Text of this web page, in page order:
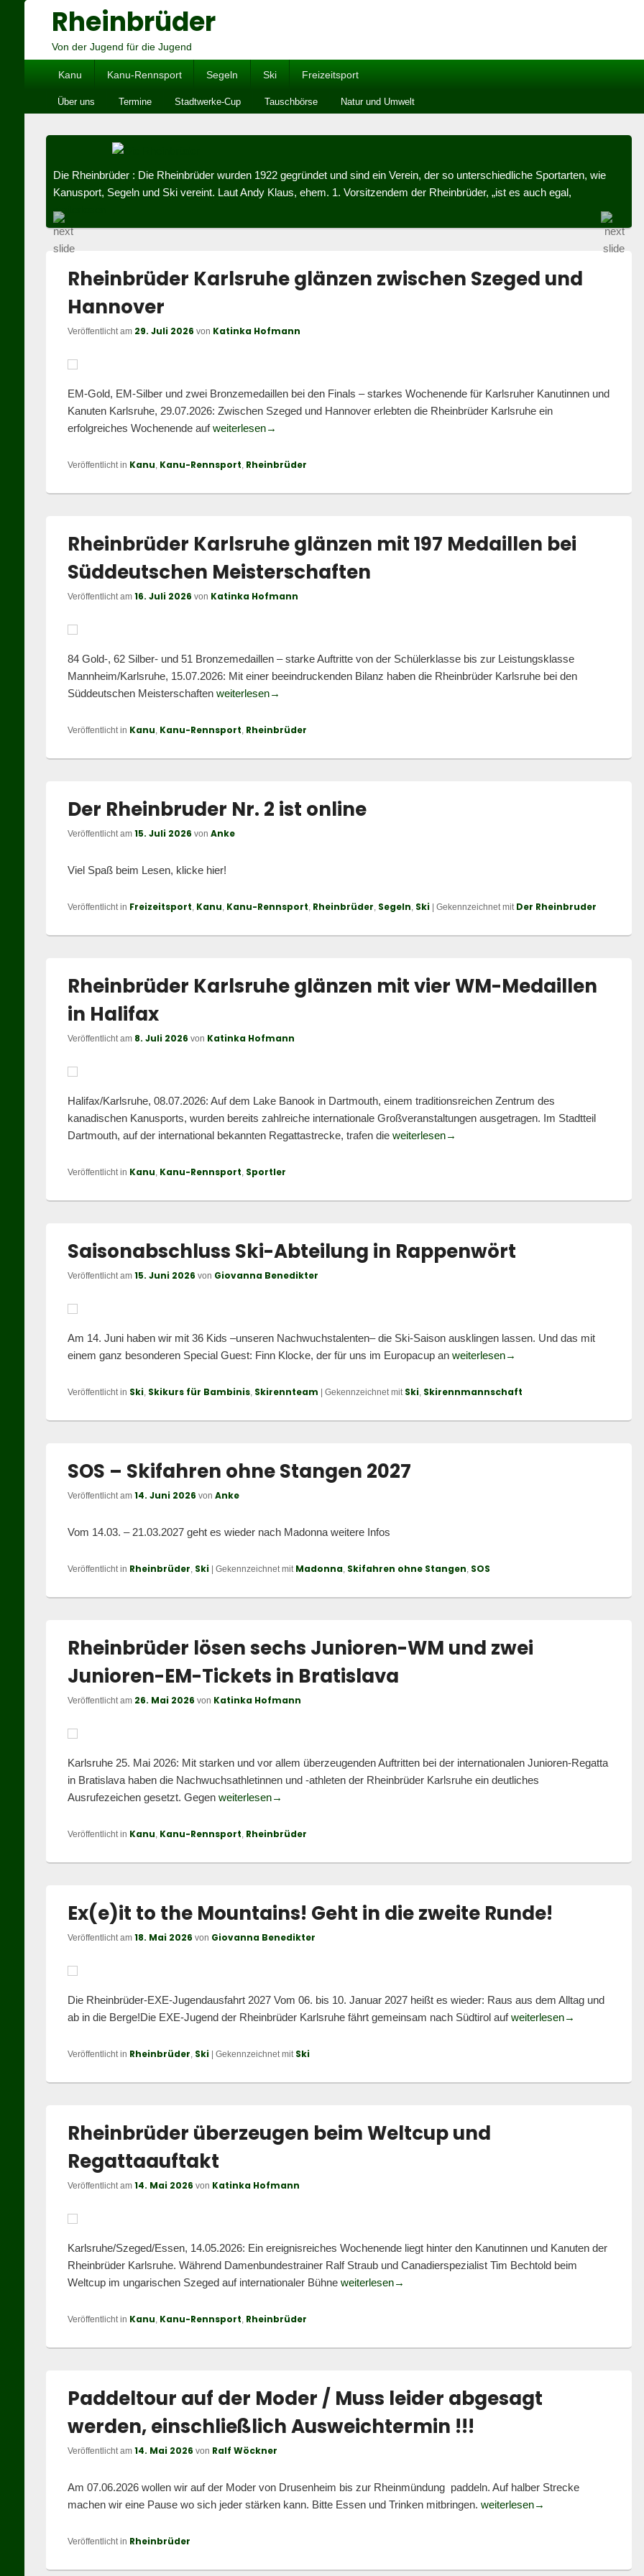
Rheinbrüder
Von der Jugend für die Jugend
Kanu Kanu-Rennsport Segeln Ski Freizeitsport
UntermenüÜber uns Termine Stadtwerke-Cup Tauschbörse Natur und Umwelt
Die Rheinbrüder : Die Rheinbrüder wurden 1922 gegründet und sind ein Verein, der so unterschiedliche Sportarten, wie
Kanusport, Segeln und Ski vereint. Laut Andy Klaus, ehem. 1. Vorsitzendem der Rheinbrüder, „ist es auch egal,
weiterlesen
Rheinbrüder Karlsruhe glänzen zwischen Szeged und
Hannover
Veröffentlicht am 29. Juli 2026 von Katinka Hofmann
EM-Gold, EM-Silber und zwei Bronzemedaillen bei den Finals – starkes Wochenende für Karlsruher Kanutinnen und
Kanuten Karlsruhe, 29.07.2026: Zwischen Szeged und Hannover erlebten die Rheinbrüder Karlsruhe ein
erfolgreiches Wochenende aufweiterlesenRheinbrüder Karlsruhe glänzen zwischen Szeged und Hannover
→
Veröffentlicht in Kanu, Kanu-Rennsport, Rheinbrüder
Rheinbrüder Karlsruhe glänzen mit 197 Medaillen bei
Süddeutschen Meisterschaften
Veröffentlicht am 16. Juli 2026 von Katinka Hofmann
84 Gold-, 62 Silber- und 51 Bronzemedaillen – starke Auftritte von der Schülerklasse bis zur Leistungsklasse
Mannheim/Karlsruhe, 15.07.2026: Mit einer beeindruckenden Bilanz haben die Rheinbrüder Karlsruhe bei den
Süddeutschen Meisterschaften weiterlesenRheinbrüder Karlsruhe glänzen mit 197 Medaillen bei Süddeutschen
→
Veröffentlicht in Kanu, Kanu-Rennsport, Rheinbrüder
Der Rheinbruder Nr. 2 ist online
Veröffentlicht am 15. Juli 2026 von Anke
Viel Spaß beim Lesen, klicke hier!
Veröffentlicht in Freizeitsport, Kanu, Kanu-Rennsport, Rheinbrüder, Segeln, Ski Gekennzeichnet mit Der Rheinbruder
Rheinbrüder Karlsruhe glänzen mit vier WM-Medaillen
in Halifax
Veröffentlicht am 8. Juli 2026 von Katinka Hofmann
Halifax/Karlsruhe, 08.07.2026: Auf dem Lake Banook in Dartmouth, einem traditionsreichen Zentrum des
kanadischen Kanusports, wurden bereits zahlreiche internationale Großveranstaltungen ausgetragen. Im Stadtteil
Dartmouth, auf der international bekannten Regattastrecke, trafen die weiterlesenRheinbrüder Karlsruhe glänzen mit vier
→
Veröffentlicht in Kanu, Kanu-Rennsport, Sportler
Saisonabschluss Ski-Abteilung in Rappenwört
Veröffentlicht am 15. Juni 2026 von Giovanna Benedikter
Am 14. Juni haben wir mit 36 Kids –unseren Nachwuchstalenten– die Ski-Saison ausklingen lassen. Und das mit
einem ganz besonderen Special Guest: Finn Klocke, der für uns im Europacup an weiterlesenSaisonabschluss Ski-
→
Veröffentlicht in Ski, Skikurs für Bambinis, Skirennteam Gekennzeichnet mit Ski, Skirennmannschaft
SOS – Skifahren ohne Stangen 2027
Veröffentlicht am 14. Juni 2026 von Anke
Vom 14.03. – 21.03.2027 geht es wieder nach Madonna weitere Infos
Veröffentlicht in Rheinbrüder, Ski Gekennzeichnet mit Madonna, Skifahren ohne Stangen, SOS
Rheinbrüder lösen sechs Junioren-WM und zwei
Junioren-EM-Tickets in Bratislava
Veröffentlicht am 26. Mai 2026 von Katinka Hofmann
Karlsruhe 25. Mai 2026: Mit starken und vor allem überzeugenden Auftritten bei der internationalen Junioren-Regatta
in Bratislava haben die Nachwuchsathletinnen und -athleten der Rheinbrüder Karlsruhe ein deutliches
Ausrufezeichen gesetzt. Gegen weiterlesenRheinbrüder lösen sechs Junioren-WM und zwei Junioren-EM-Tickets in
→
Veröffentlicht in Kanu, Kanu-Rennsport, Rheinbrüder
Ex(e)it to the Mountains! Geht in die zweite Runde!
Veröffentlicht am 18. Mai 2026 von Giovanna Benedikter
Die Rheinbrüder-EXE-Jugendausfahrt 2027 Vom 06. bis 10. Januar 2027 heißt es wieder: Raus aus dem Alltag und
ab in die Berge!Die EXE-Jugend der Rheinbrüder Karlsruhe fährt gemeinsam nach Südtirol aufweiterlesenEx(e)it to the
→
Veröffentlicht in Rheinbrüder, Ski Gekennzeichnet mit Ski
Rheinbrüder überzeugen beim Weltcup und
Regattaauftakt
Veröffentlicht am 14. Mai 2026 von Katinka Hofmann
Karlsruhe/Szeged/Essen, 14.05.2026: Ein ereignisreiches Wochenende liegt hinter den Kanutinnen und Kanuten der
Rheinbrüder Karlsruhe. Während Damenbundestrainer Ralf Straub und Canadierspezialist Tim Bechtold beim
Weltcup im ungarischen Szeged auf internationaler Bühne weiterlesenRheinbrüder überzeugen beim Weltcup und
→
Veröffentlicht in Kanu, Kanu-Rennsport, Rheinbrüder
Paddeltour auf der Moder / Muss leider abgesagt
werden, einschließlich Ausweichtermin !!!
Veröffentlicht am 14. Mai 2026 von Ralf Wöckner
Am 07.06.2026 wollen wir auf der Moder von Drusenheim bis zur Rheinmündung paddeln. Auf halber Strecke
machen wir eine Pause wo sich jeder stärken kann. Bitte Essen und Trinken mitbringen. weiterlesenPaddeltour auf der
→
Veröffentlicht in Rheinbrüder